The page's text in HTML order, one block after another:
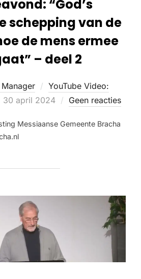
“God’s
schepping van de
de mens ermee
– deel 2
YouTube Video:
30 april 2024 Geen reacties
Messiaanse Gemeente Bracha